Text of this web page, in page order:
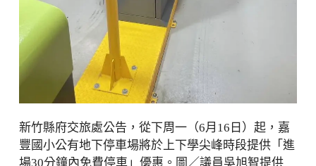
新竹縣府交旅處公告，從下周一（6月16日）起，嘉
豐國小公有地下停車場將於上下學尖峰時段提供「進
場30分鐘內免費停車」優惠。圖／議員吳旭智提供